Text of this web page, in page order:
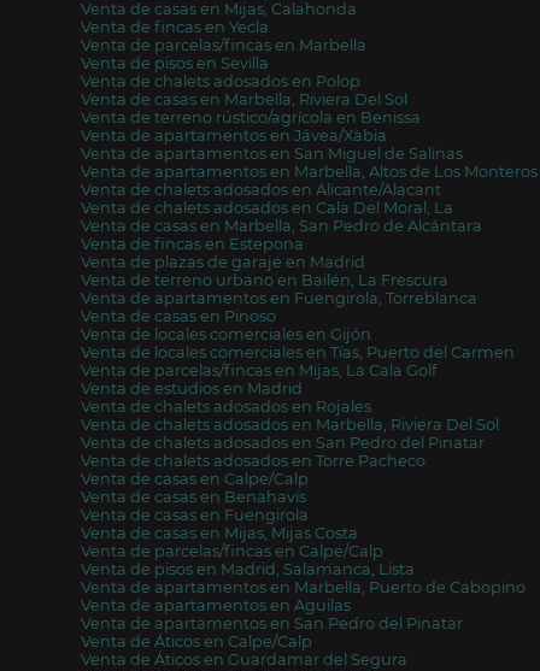
Venta de casas en Mijas, Calahonda
Venta de fincas en Yecla
Venta de parcelas/fincas en Marbella
Venta de pisos en Sevilla
Venta de chalets adosados en Polop
Venta de casas en Marbella, Riviera Del Sol
Venta de terreno rústico/agrícola en Benissa
Venta de apartamentos en Jávea/Xàbia
Venta de apartamentos en San Miguel de Salinas
Venta de apartamentos en Marbella, Altos de Los Monteros
Venta de chalets adosados en Alicante/Alacant
Venta de chalets adosados en Cala Del Moral, La
Venta de casas en Marbella, San Pedro de Alcántara
Venta de fincas en Estepona
Venta de plazas de garaje en Madrid
Venta de terreno urbano en Bailén, La Frescura
Venta de apartamentos en Fuengirola, Torreblanca
Venta de casas en Pinoso
Venta de locales comerciales en Gijón
Venta de locales comerciales en Tías, Puerto del Carmen
Venta de parcelas/fincas en Mijas, La Cala Golf
Venta de estudios en Madrid
Venta de chalets adosados en Rojales
Venta de chalets adosados en Marbella, Riviera Del Sol
Venta de chalets adosados en San Pedro del Pinatar
Venta de chalets adosados en Torre Pacheco
Venta de casas en Calpe/Calp
Venta de casas en Benahavís
Venta de casas en Fuengirola
Venta de casas en Mijas, Mijas Costa
Venta de parcelas/fincas en Calpe/Calp
Venta de pisos en Madrid, Salamanca, Lista
Venta de apartamentos en Marbella, Puerto de Cabopino
Venta de apartamentos en Aguilas
Venta de apartamentos en San Pedro del Pinatar
Venta de Áticos en Calpe/Calp
Venta de Áticos en Guardamar del Segura